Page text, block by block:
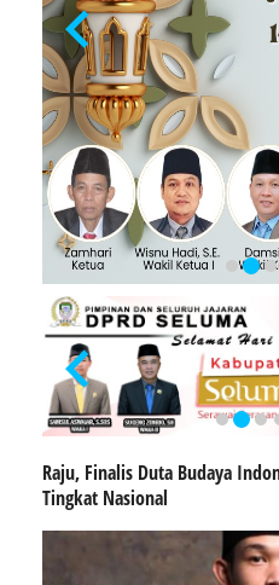
Raju, Finalis Duta Budaya
Tingkat Nasional